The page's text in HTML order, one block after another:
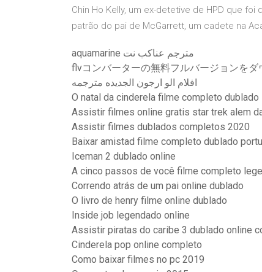
Chin Ho Kelly, um ex-detetive de HPD que
patrão do pai de McGarrett, um cadete na
aquamarine مترجم عناكب نت
flvコンバーターの無料フルバージョンをダ
افلام الو ارجون الجديده مترجمه
O natal da cinderela filme completo dublado
Assistir filmes online gratis star trek alem
Assistir filmes dublados completos 2020
Baixar amistad filme completo dublado
Iceman 2 dublado online
A cinco passos de você filme completo
Correndo atrás de um pai online dublado
O livro de henry filme online dublado
Inside job legendado online
Assistir piratas do caribe 3 dublado online
Cinderela pop online completo
Como baixar filmes no pc 2019